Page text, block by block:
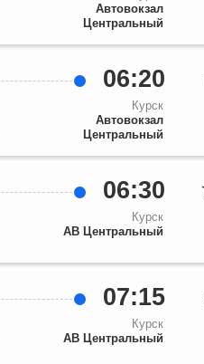
Автовокзал
Центральный
06:20
Курск
Автовокзал
Центральный
06:30
Курск
АВ Центральный
07:15
Курск
АВ Центральный